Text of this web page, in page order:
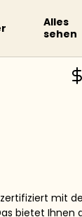
Alles
sehen
mit
bietet Ihnen